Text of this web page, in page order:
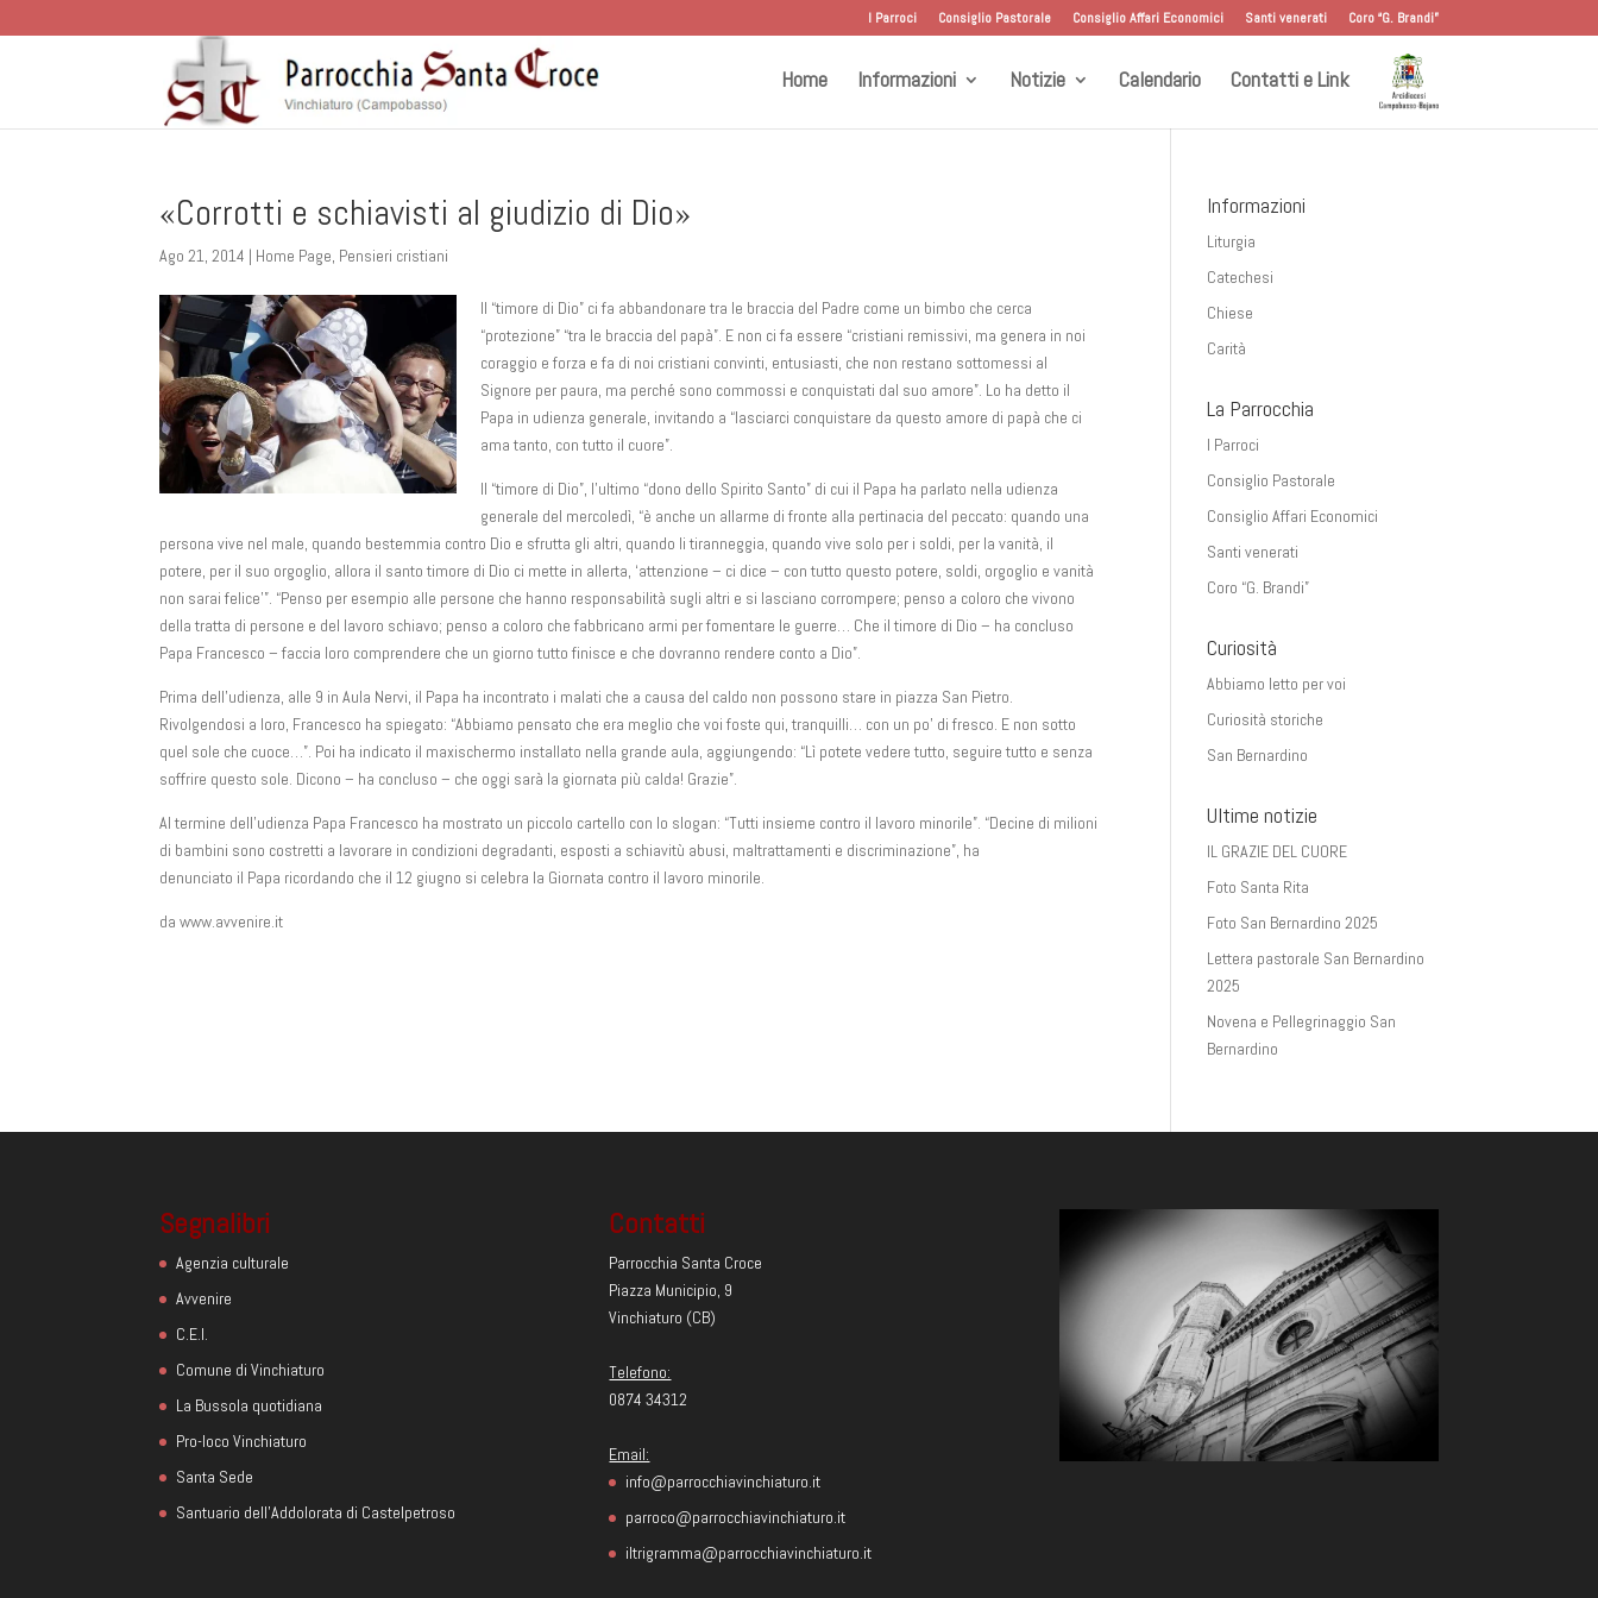
I Parroci Consiglio Pastorale Consiglio Affari Economici Santi venerati Coro “G. Brandi”
Home Informazioni Notizie Calendario Contatti e Link
«Corrotti e schiavisti al giudizio di Dio»
Ago 21, 2014 | Home Page, Pensieri cristiani
Il “timore di Dio” ci fa abbandonare tra le braccia del Padre come un bimbo che cerca
“protezione” “tra le braccia del papà”. E non ci fa essere “cristiani remissivi, ma genera in noi
coraggio e forza e fa di noi cristiani convinti, entusiasti, che non restano sottomessi al
Signore per paura, ma perché sono commossi e conquistati dal suo amore”. Lo ha detto il
Papa in udienza generale, invitando a “lasciarci conquistare da questo amore di papà che ci
ama tanto, con tutto il cuore”.
Il “timore di Dio”, l’ultimo “dono dello Spirito Santo” di cui il Papa ha parlato nella udienza
generale del mercoledì, “è anche un allarme di fronte alla pertinacia del peccato: quando una
persona vive nel male, quando bestemmia contro Dio e sfrutta gli altri, quando li tiranneggia, quando vive solo per i soldi, per la vanità, il
potere, per il suo orgoglio, allora il santo timore di Dio ci mette in allerta, ‘attenzione – ci dice – con tutto questo potere, soldi, orgoglio e vanità
non sarai felice'”. “Penso per esempio alle persone che hanno responsabilità sugli altri e si lasciano corrompere; penso a coloro che vivono
della tratta di persone e del lavoro schiavo; penso a coloro che fabbricano armi per fomentare le guerre… Che il timore di Dio – ha concluso
Papa Francesco – faccia loro comprendere che un giorno tutto finisce e che dovranno rendere conto a Dio”.
Prima dell’udienza, alle 9 in Aula Nervi, il Papa ha incontrato i malati che a causa del caldo non possono stare in piazza San Pietro.
Rivolgendosi a loro, Francesco ha spiegato: “Abbiamo pensato che era meglio che voi foste qui, tranquilli… con un po’ di fresco. E non sotto
quel sole che cuoce…”. Poi ha indicato il maxischermo installato nella grande aula, aggiungendo: “Lì potete vedere tutto, seguire tutto e senza
soffrire questo sole. Dicono – ha concluso – che oggi sarà la giornata più calda! Grazie”.
Al termine dell’udienza Papa Francesco ha mostrato un piccolo cartello con lo slogan: “Tutti insieme contro il lavoro minorile”. “Decine di milioni
di bambini sono costretti a lavorare in condizioni degradanti, esposti a schiavitù abusi, maltrattamenti e discriminazione”, ha
denunciato il Papa ricordando che il 12 giugno si celebra la Giornata contro il lavoro minorile.
da www.avvenire.it
Informazioni
Liturgia
Catechesi
Chiese
Carità
La Parrocchia
I Parroci
Consiglio Pastorale
Consiglio Affari Economici
Santi venerati
Coro “G. Brandi”
Curiosità
Abbiamo letto per voi
Curiosità storiche
San Bernardino
Ultime notizie
IL GRAZIE DEL CUORE
Foto Santa Rita
Foto San Bernardino 2025
Lettera pastorale San Bernardino
2025
Novena e Pellegrinaggio San
Bernardino
Segnalibri
Agenzia culturale
Avvenire
C.E.I.
Comune di Vinchiaturo
La Bussola quotidiana
Pro-loco Vinchiaturo
Santa Sede
Santuario dell'Addolorata di Castelpetroso
Contatti
Parrocchia Santa Croce
Piazza Municipio, 9
Vinchiaturo (CB)
Telefono:
0874 34312
Email:
info@parrocchiavinchiaturo.it
parroco@parrocchiavinchiaturo.it
iltrigramma@parrocchiavinchiaturo.it